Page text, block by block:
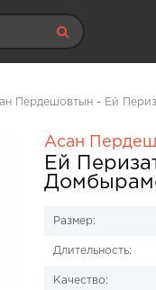
Пердешовтын - Ей
Асан
Ей
Размер:
Длительность:
Качество: